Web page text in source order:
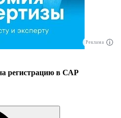
Реклама
регистрацию в САР